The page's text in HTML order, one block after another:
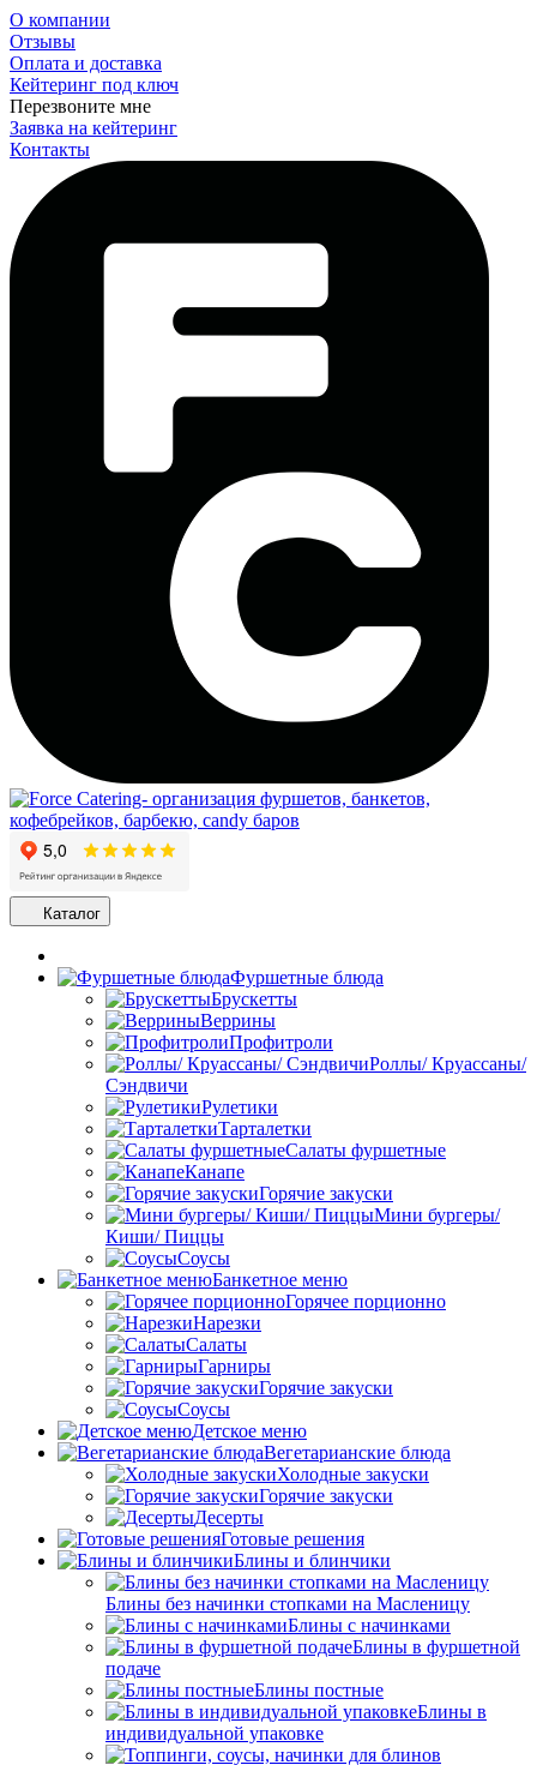
О компании
Отзывы
Оплата и доставка
Кейтеринг под ключ
Перезвоните мне
Заявка на кейтеринг
Контакты
Каталог
Фуршетные блюда
Брускетты
Веррины
Профитроли
Роллы/ Круассаны/
Сэндвичи
Рулетики
Тарталетки
Салаты фуршетные
Канапе
Горячие закуски
Мини бургеры/
Киши/ Пиццы
Соусы
Банкетное меню
Горячее порционно
Нарезки
Салаты
Гарниры
Горячие закуски
Соусы
Детское меню
Вегетарианские блюда
Холодные закуски
Горячие закуски
Десерты
Готовые решения
Блины и блинчики
Блины без начинки стопками на Масленицу
Блины с начинками
Блины в фуршетной
подаче
Блины постные
Блины в
индивидуальной упаковке